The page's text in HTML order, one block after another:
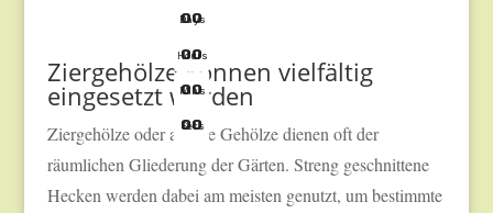
Ziergehölze können vielfältig
eingesetzt werden
Ziergehölze oder andere Gehölze dienen oft der
räumlichen Gliederung der Gärten. Streng geschnittene
Hecken werden dabei am meisten genutzt, um bestimmte
00
Days
00
Hours
00
Mins
00
Secs